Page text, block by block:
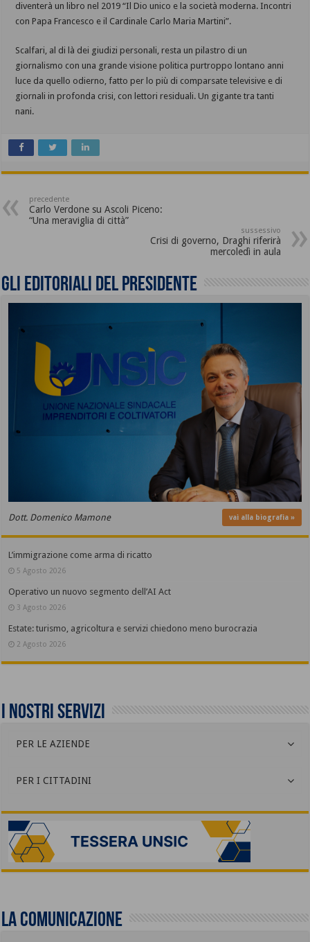
diventerà un libro nel 2019 “Il Dio unico e la società moderna. Incontri
con Papa Francesco e il Cardinale Carlo Maria Martini”.
Scalfari, al di là dei giudizi personali, resta un pilastro di un
giornalismo con una grande visione politica purtroppo lontano anni
luce da quello odierno, fatto per lo più di comparsate televisive e di
giornali in profonda crisi, con lettori residuali. Un gigante tra tanti
nani.
precedente
Carlo Verdone su Ascoli Piceno:
“Una meraviglia di città”
sussessivo
Crisi di governo, Draghi riferirà
mercoledì in aula
Gli editoriali del presidente
Dott. Domenico Mamone vai alla biografia »
L’immigrazione come arma di ricatto
5 Agosto 2026
Operativo un nuovo segmento dell’AI Act
3 Agosto 2026
Estate: turismo, agricoltura e servizi chiedono meno burocrazia
2 Agosto 2026
I nostri servizi
PER LE AZIENDE
PER I CITTADINI
La comunicazione